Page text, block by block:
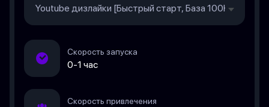
Youtube дизлайки [Быстрый старт, База 100К,
Скорость запуска
0-1 час
Скорость привлечения